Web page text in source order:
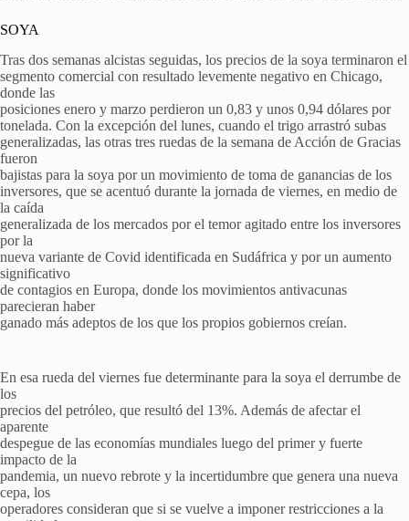
SOYA
Tras dos semanas alcistas seguidas, los precios de la soya terminaron el
segmento comercial con resultado levemente negativo en Chicago,
donde las
posiciones enero y marzo perdieron un 0,83 y unos 0,94 dólares por
tonelada. Con la excepción del lunes, cuando el trigo arrastró subas
generalizadas, las otras tres ruedas de la semana de Acción de Gracias
fueron
bajistas para la soya por un movimiento de toma de ganancias de los
inversores, que se acentuó durante la jornada de viernes, en medio de
la caída
generalizada de los mercados por el temor agitado entre los inversores
por la
nueva variante de Covid identificada en Sudáfrica y por un aumento
significativo
de contagios en Europa, donde los movimientos antivacunas
parecieran haber
ganado más adeptos de los que los propios gobiernos creían.
En esa rueda del viernes fue determinante para la soya el derrumbe de
los
precios del petróleo, que resultó del 13%. Además de afectar el
aparente
despegue de las economías mundiales luego del primer y fuerte
impacto de la
pandemia, un nuevo rebrote y la incertidumbre que genera una nueva
cepa, los
operadores consideran que si se vuelve a imponer restricciones a la